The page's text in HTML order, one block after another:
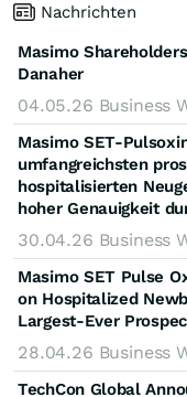
Nachrichten
Masimo
Danaher
04.05.26 Business
Masimo SET-
umfangreichsten
hospitalisierten
hoher Genauigkeit
30.04.26 Business
Masimo SET Pulse
on Hospitalized
Largest-Ever
28.04.26 Business
TechCon Global